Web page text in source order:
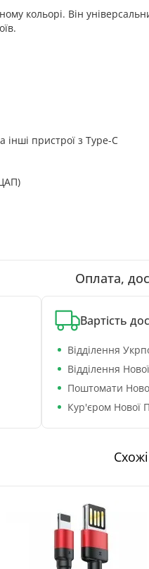
кольорі. Він
інші пристрої з Type-C
Оплата,
Вартість
Відділення
Відділення
Поштомати
Кур'єром Нової